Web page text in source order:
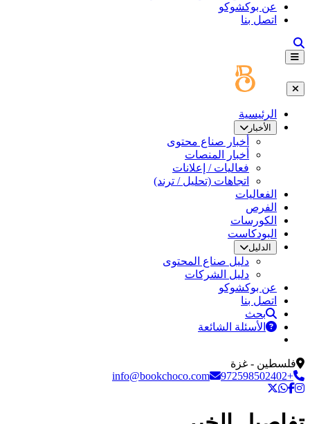
عن بوكشوكو
اتصل بنا
الرئيسية
الأخبار
أخبار صناع محتوى
أخبار المنصات
فعاليات / إعلانات
اتجاهات (تحليل / ترند)
الفعاليات
الفرص
الكورسات
البودكاست
الدليل
دليل صناع المحتوى
دليل الشركات
عن بوكشوكو
اتصل بنا
بحث
الأسئلة الشائعة
فلسطين - غزة
+972598502402
info@bookchoco.com